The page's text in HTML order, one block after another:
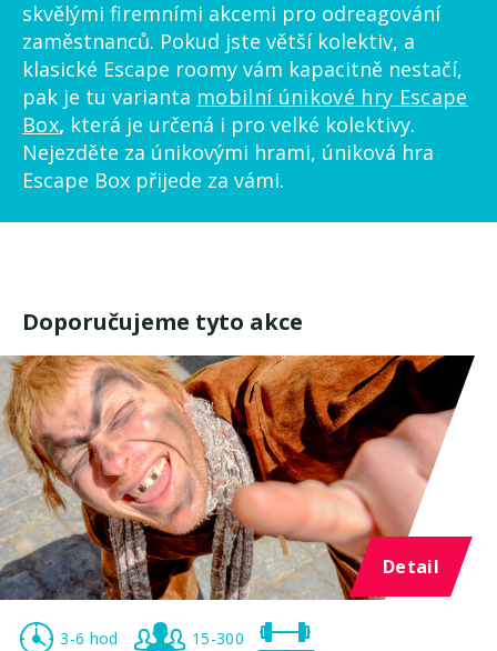
skvělými firemními akcemi pro odreagování
zaměstnanců. Pokud jste větší kolektiv, a
klasické Escape roomy vám kapacitně nestačí,
pak je tu varianta mobilní únikové hry Escape
Box, která je určená i pro velké kolektivy.
Nejezděte za únikovými hrami, úniková hra
Escape Box přijede za vámi.
Doporučujeme tyto akce
Detail
3-6 hod 15-300